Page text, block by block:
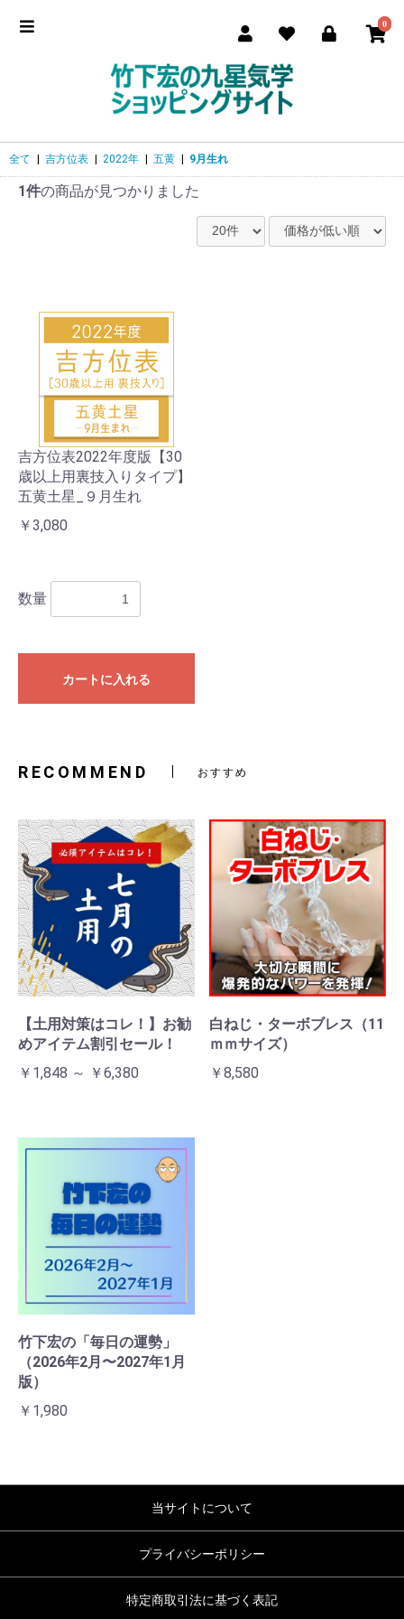
0
全て | 吉方位表 | 2022年 | 五黄 | 9月生れ
1件の商品が見つかりました
吉方位表2022年度版【30
歳以上用裏技入りタイプ】
五黄土星_９月生れ
￥3,080
数量
カートに入れる
お買い物を続ける カートへ進む
RECOMMEND おすすめ
【土用対策はコレ！】お勧
めアイテム割引セール！
￥1,848 ～ ￥6,380
白ねじ・ターボブレス（11
ｍｍサイズ）
￥8,580
竹下宏の「毎日の運勢」
（2026年2月〜2027年1月
版）
￥1,980
当サイトについて
プライバシーポリシー
特定商取引法に基づく表記